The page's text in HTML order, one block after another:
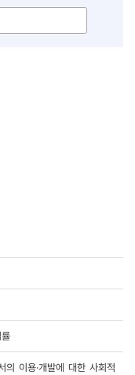
의 이용·개발에 대한 사회적